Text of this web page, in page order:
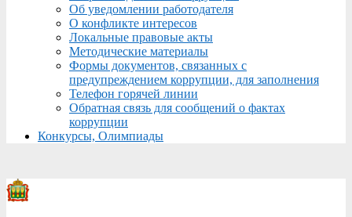
Об уведомлении работодателя
О конфликте интересов
Локальные правовые акты
Методические материалы
Формы документов, связанных с
предупреждением коррупции, для заполнения
Телефон горячей линии
Обратная связь для сообщений о фактах
коррупции
Конкурсы, Олимпиады